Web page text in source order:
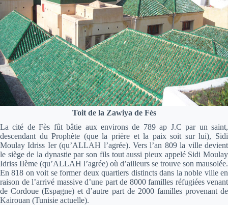
Toit de la Zawiya de Fès
La cité de Fès fût bâtie aux environs de 789 ap J.C par un saint,
descendant du Prophète (que la prière et la paix soit sur lui), Sidi
Moulay Idriss Ier (qu’ALLAH l’agrée). Vers l’an 809 la ville devient
le siège de la dynastie par son fils tout aussi pieux appelé Sidi Moulay
Idriss IIème (qu’ALLAH l’agrée) où d’ailleurs se trouve son mausolée.
En 818 on voit se former deux quartiers distincts dans la noble ville en
raison de l’arrivé massive d’une part de 8000 familles réfugiées venant
de Cordoue (Espagne) et d’autre part de 2000 familles provenant de
Kairouan (Tunisie actuelle).